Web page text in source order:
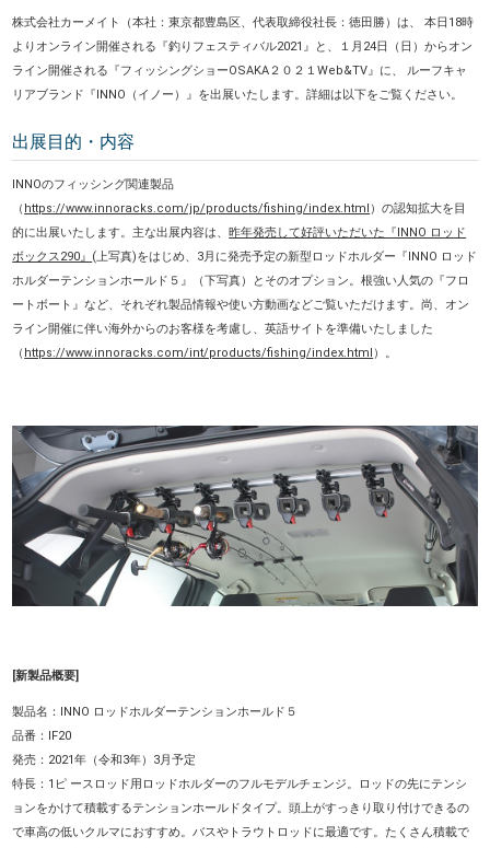
株式会社カーメイト（本社：東京都豊島区、代表取締役社長：徳田勝）は、 本日18時
よりオンライン開催される『釣りフェスティバル2021』と、１月24日（日）からオン
ライン開催される『フィッシングショーOSAKA２０２１Web&TV』に、 ルーフキャ
リアブランド『INNO（イノー）』を出展いたします。詳細は以下をご覧ください。
出展目的・内容
INNOのフィッシング関連製品
（ https://www.innoracks.com/jp/products/fishing/index.html ）の認知拡大を目
的に出展いたします。主な出展内容は、昨年発売して好評いただいた『INNO ロッド
ボックス290』 (上写真)をはじめ、3月に発売予定の新型ロッドホルダー『INNO ロッド
ホルダーテンションホールド５』（下写真）とそのオプション。根強い人気の『フロ
ートボート』など、それぞれ製品情報や使い方動画などご覧いただけます。尚、オン
ライン開催に伴い海外からのお客様を考慮し、英語サイトを準備いたしました
（ https://www.innoracks.com/int/products/fishing/index.html ）。
[新製品概要]
製品名：INNO ロッドホルダーテンションホールド５
品番：IF20
発売：2021年（令和3年）3月予定
特長： 1ピ ースロッド用ロッドホルダーのフルモデルチェンジ。ロッドの先にテンシ
ョンをかけて積載するテンションホールドタイプ。頭上がすっきり取り付けできるの
で車高の低いクルマにおすすめ。バスやトラウトロッドに最適です。たくさん積載で